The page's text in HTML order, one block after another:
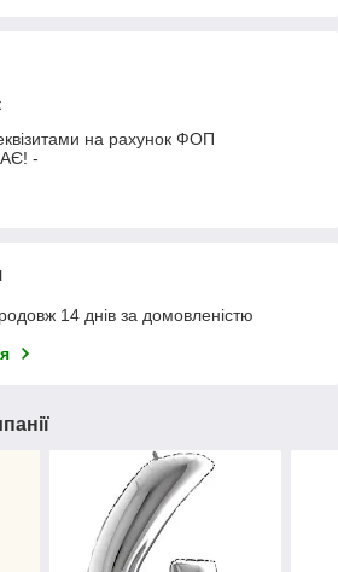
на рахунок ФОП
-
14 днів за домовленістю